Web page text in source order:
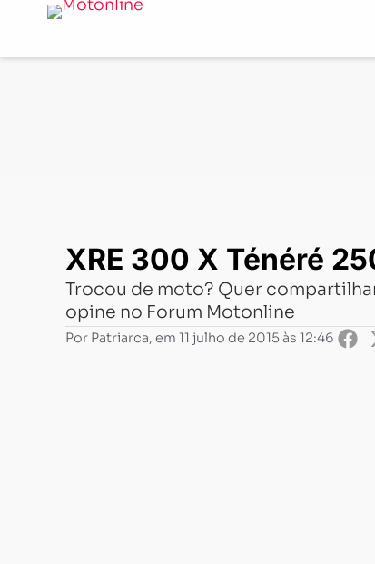
XRE 300 X Ténéré 250:
XRE 300 X Ténéré
Trocou de moto? Quer
opine no Forum Motonline
Por Patriarca, em 11 julho de 2015 às 12:46